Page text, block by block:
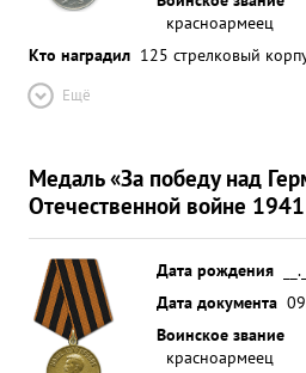
красноармеец
Кто наградил 125 стрелковый
Ещё
Медаль «За победу над
Отечественной войне
Дата рождения
Дата документа
Воинское звание
красноармеец